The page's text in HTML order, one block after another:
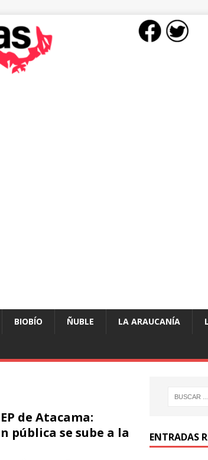
BIOBÍO ÑUBLE LA ARAUCANÍA
de Atacama:
pública se sube a la
ENTRADAS